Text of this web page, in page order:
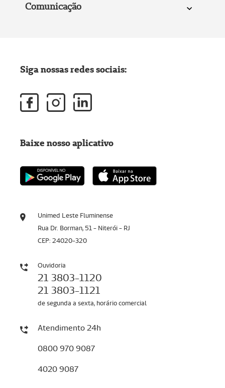
Comunicação
Unimed Leste Fluminense
Rua Dr. Borman, 51 - Niterói - RJ
CEP: 24020-320
Ouvidoria
21 3803-1120
21 3803-1121
de segunda a sexta, horário comercial
Atendimento 24h
0800 970 9087
4020 9087
Siga nossas redes sociais:
Baixe nosso aplicativo